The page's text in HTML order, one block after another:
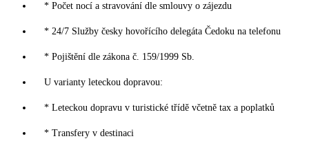
* Počet nocí a stravování dle smlouvy o zájezdu
* 24/7 Služby česky hovořícího delegáta Čedoku na telefonu
* Pojištění dle zákona č. 159/1999 Sb.
U varianty leteckou dopravou:
* Leteckou dopravu v turistické třídě včetně tax a poplatků
* Transfery v destinaci